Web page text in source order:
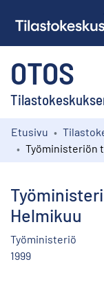
OTOS
Kokoelmat
Etusivu
Helmikuu
Työministeriö
1999